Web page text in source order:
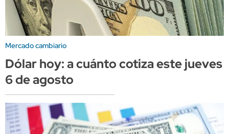
Mercado cambiario
Dólar hoy: a cuánto cotiza este jueves
6 de agosto